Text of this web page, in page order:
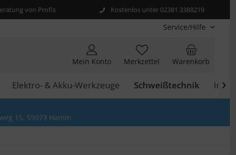
von Profis Kostenlos unter 02381 3388219
Service/Hilfe
Warenkorb
Merkzettel
Mein Konto
Elektro- & Akku-Werkzeuge Schweißtechnik 
15, 59073 Hamm